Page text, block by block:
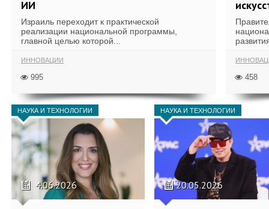
ИИ
Израиль переходит к практической
реализации национальной программы,
главной целью которой...
ИННОВАЦИИ
995 458
НАУКА И ТЕХНОЛОГИИ
4.06.2026
НАУКА И ТЕХНОЛОГИИ
20.05.2026